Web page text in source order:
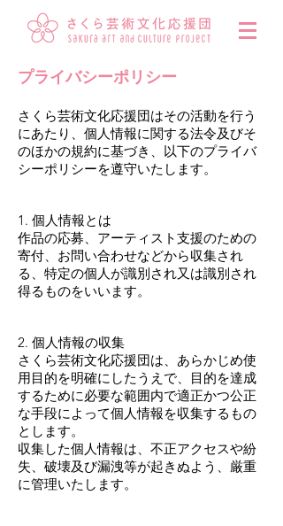
プライバシーポリシー
さくら芸術文化応援団はその活動を行う
にあたり、個人情報に関する法令及びそ
のほかの規約に基づき、以下のプライバ
シーポリシーを遵守いたします。
1. 個人情報とは
作品の応募、アーティスト支援のための
寄付、お問い合わせなどから収集され
る、特定の個人が識別され又は識別され
得るものをいいます。
2. 個人情報の収集
さくら芸術文化応援団は、あらかじめ使
用目的を明確にしたうえで、目的を達成
するために必要な範囲内で適正かつ公正
な手段によって個人情報を収集するもの
とします。
収集した個人情報は、不正アクセスや紛
失、破壊及び漏洩等が起きぬよう、厳重
に管理いたします。